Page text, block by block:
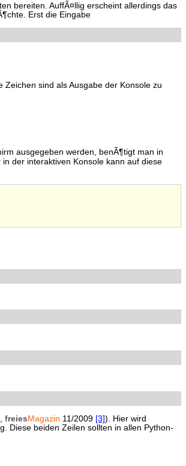
bereiten. AuffÃ¤llig erscheint allerdings das
Erst die Eingabe
sind als Ausgabe der Konsole zu
ausgegeben werden, benÃ¶tigt man in
in der interaktiven Konsole kann auf diese
freies Magazin 11/2009 [3]). Hier wird
Diese beiden Zeilen sollten in allen Python-